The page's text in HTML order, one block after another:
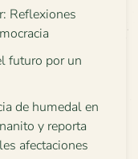
Reflexiones
futuro por un
de humedal en
y reporta
afectaciones